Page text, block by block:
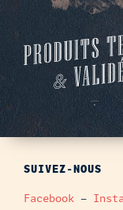
SUIVEZ-NOUS
Facebook –